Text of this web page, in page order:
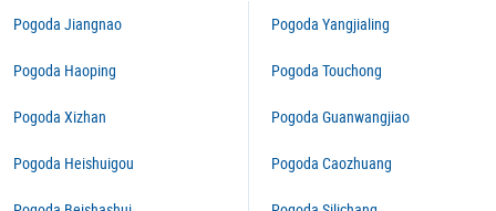
Pogoda Jiangnao
Pogoda Haoping
Pogoda Xizhan
Pogoda Heishuigou
Pogoda Yangjialing
Pogoda Touchong
Pogoda Guanwangjiao
Pogoda Caozhuang